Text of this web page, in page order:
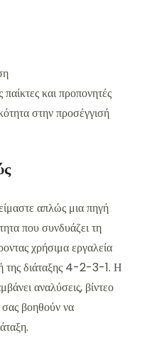
και προπονητές
στην προσέγγισή
απλώς μια πηγή
που συνδυάζει τη
χρήσιμα εργαλεία
της διάταξης 4-2-3-1. Η
αναλύσεις, βίντεο
σας βοηθούν να